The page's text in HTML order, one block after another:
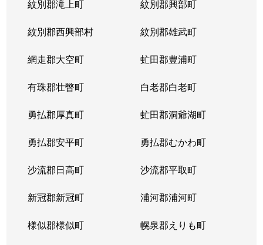
紋別郡滝上町 紋別郡興部町
紋別郡西興部村 紋別郡雄武町
網走郡大空町 虻田郡豊浦町
有珠郡壮瞥町 白老郡白老町
勇払郡厚真町 虻田郡洞爺湖町
勇払郡安平町 勇払郡むかわ町
沙流郡日高町 沙流郡平取町
新冠郡新冠町 浦河郡浦河町
様似郡様似町 幌泉郡えりも町